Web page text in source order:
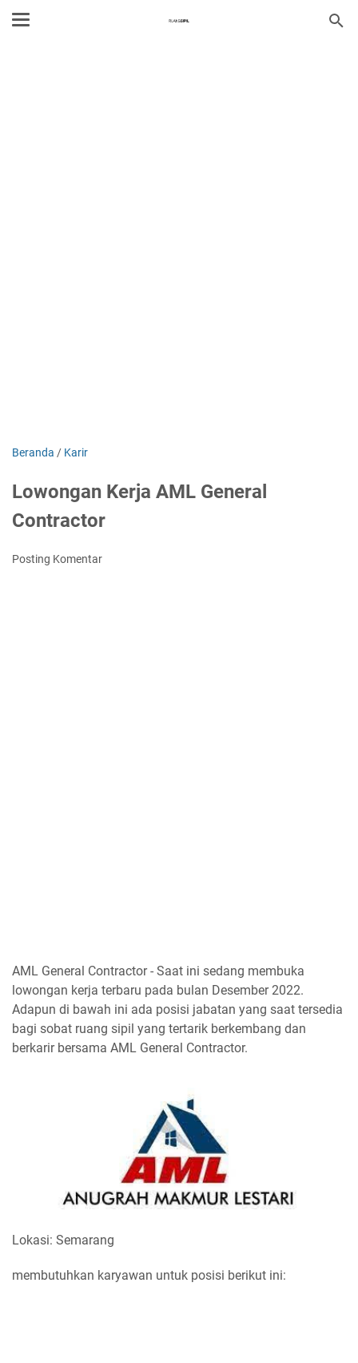
Beranda / Karir
Lowongan Kerja AML General
Contractor
Posting Komentar
AML General Contractor - Saat ini sedang membuka
lowongan kerja terbaru pada bulan Desember 2022.
Adapun di bawah ini ada posisi jabatan yang saat tersedia
bagi sobat ruang sipil yang tertarik berkembang dan
berkarir bersama AML General Contractor.
Lokasi: Semarang
membutuhkan karyawan untuk posisi berikut ini: